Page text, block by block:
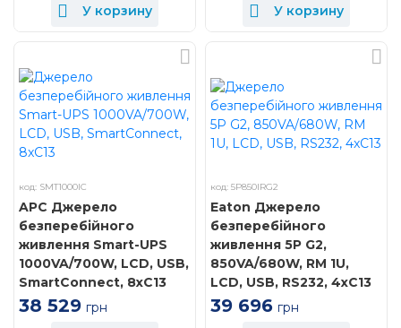
У корзину
У корзину
код: SMT1000IC
APC Джерело
безперебійного
живлення Smart-UPS
1000VA/700W, LCD, USB,
SmartConnect, 8xC13
38 529 грн
код: 5P850IRG2
Eaton Джерело
безперебійного
живлення 5P G2,
850VA/680W, RM 1U,
LCD, USB, RS232, 4xC13
39 696 грн